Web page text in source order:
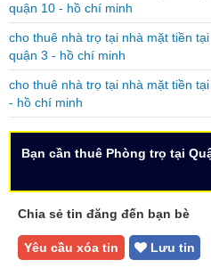
quận 10 - hồ chí minh
cho thuê nhà trọ tại nhà mặt tiền
quận 3 - hồ chí minh
cho thuê nhà trọ tại nhà mặt tiền
- hồ chí minh
Bạn cần thuê Phòng trọ tại
Chia sẻ tin đăng đến bạn bè
Yêu cầu xóa tin Lưu tin